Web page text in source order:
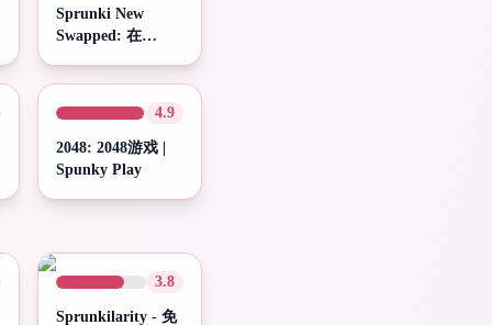
Sprunki New
Swapped: 在
玩 Sprunki New
4.9
2048: 2048游戏 |
Spunky Play
3.8
Sprunkilarity - 免